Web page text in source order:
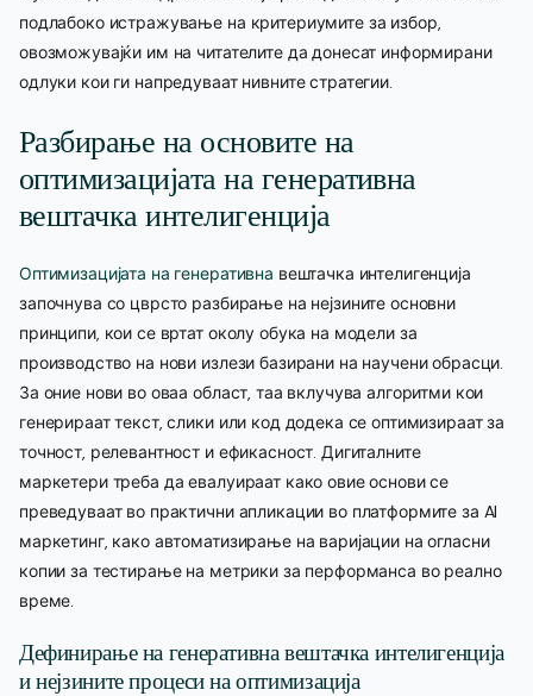
подлабоко истражување на критериумите за избор,
овозможувајќи им на читателите да донесат информирани
одлуки кои ги напредуваат нивните стратегии.
Разбирање на основите на
оптимизацијата на генеративна
вештачка интелигенција
Оптимизацијата на генеративна вештачка интелигенција
започнува со цврсто разбирање на нејзините основни
принципи, кои се вртат околу обука на модели за
производство на нови излези базирани на научени обрасци.
За оние нови во оваа област, таа вклучува алгоритми кои
генерираат текст, слики или код додека се оптимизираат за
точност, релевантност и ефикасност. Дигиталните
маркетери треба да евалуираат како овие основи се
преведуваат во практични апликации во платформите за AI
маркетинг, како автоматизирање на варијации на огласни
копии за тестирање на метрики за перформанса во реално
време.
Дефинирање на генеративна вештачка интелигенција
и нејзините процеси на оптимизација